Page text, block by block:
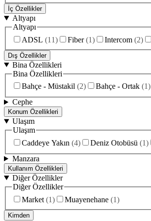
İç Özellikler
Altyapı
Altyapı
ADSL (11) Fiber (1) Intercom (2)
Dış Özellikler
Bina Özellikleri
Bina Özellikleri
Bahçe - Müstakil (2) Bahçe - Ortak (1)
Cephe
Konum Özellikleri
Ulaşım
Ulaşım
Caddeye Yakın (4) Deniz Otobüsü (1)
Manzara
Kullanım Özellikleri
Diğer Özellikler
Diğer Özellikler
Market (1) Muayenehane (1)
Kimden